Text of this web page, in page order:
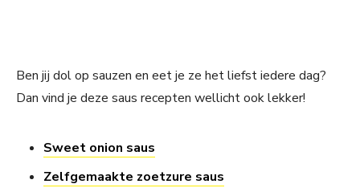
Ben jij dol op sauzen en eet je ze het liefst iedere dag?
Dan vind je deze saus recepten wellicht ook lekker!
Sweet onion saus
Zelfgemaakte zoetzure saus